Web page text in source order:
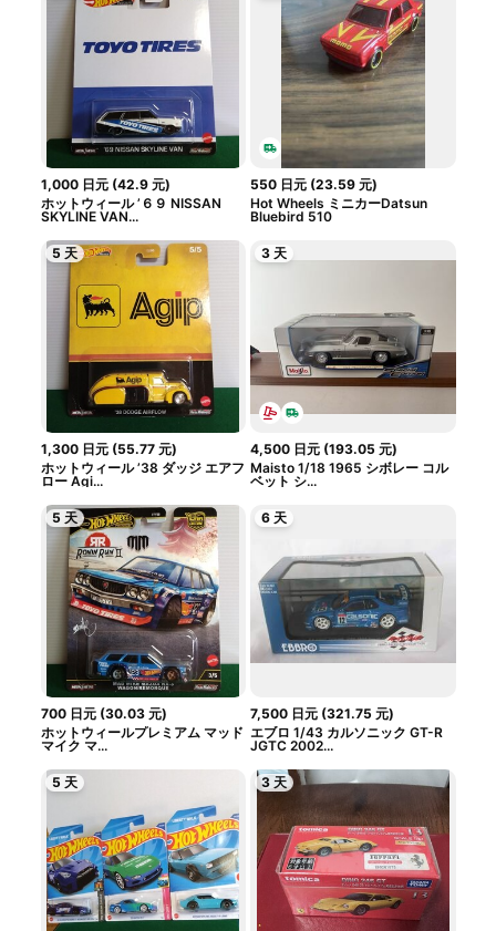
1,000 日元(42.9 元)
ホットウィール ’６９ NISSAN
SKYLINE VAN...
550 日元 (23.59 元)
Hot Wheels ミニカーDatsun
Bluebird 510
5 天
1,300 日元(55.77 元)
ホットウィール ’38 ダッジ エアフ
ロー Agi...
3 天
4,500 日元 (193.05 元)
Maisto 1/18 1965 シボレー コル
ベット シ...
5 天
700 日元(30.03 元)
ホットウィールプレミアム マッド
マイク マ...
6 天
7,500 日元 (321.75 元)
エブロ 1/43 カルソニック GT-R
JGTC 2002...
5 天 3 天